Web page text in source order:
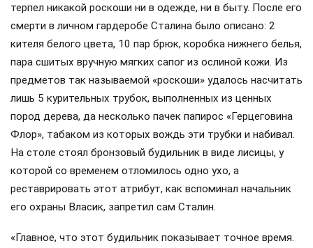
терпел никакой роскоши ни в одежде, ни в быту. После его
смерти в личном гардеробе Сталина было описано: 2
кителя белого цвета, 10 пар брюк, коробка нижнего белья,
пара сшитых вручную мягких сапог из ослиной кожи. Из
предметов так называемой «роскоши» удалось насчитать
лишь 5 курительных трубок, выполненных из ценных
пород дерева, да несколько пачек папирос «Герцеговина
Флор», табаком из которых вождь эти трубки и набивал.
На столе стоял бронзовый будильник в виде лисицы, у
которой со временем отломилось одно ухо, а
реставрировать этот атрибут, как вспоминал начальник
его охраны Власик, запретил сам Сталин.
«Главное, что этот будильник показывает точное время.